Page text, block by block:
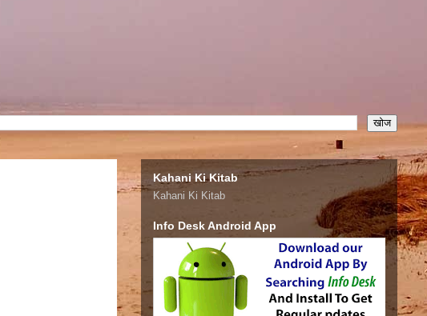
Kahani Ki Kitab
Kahani Ki Kitab
Info Desk Android App